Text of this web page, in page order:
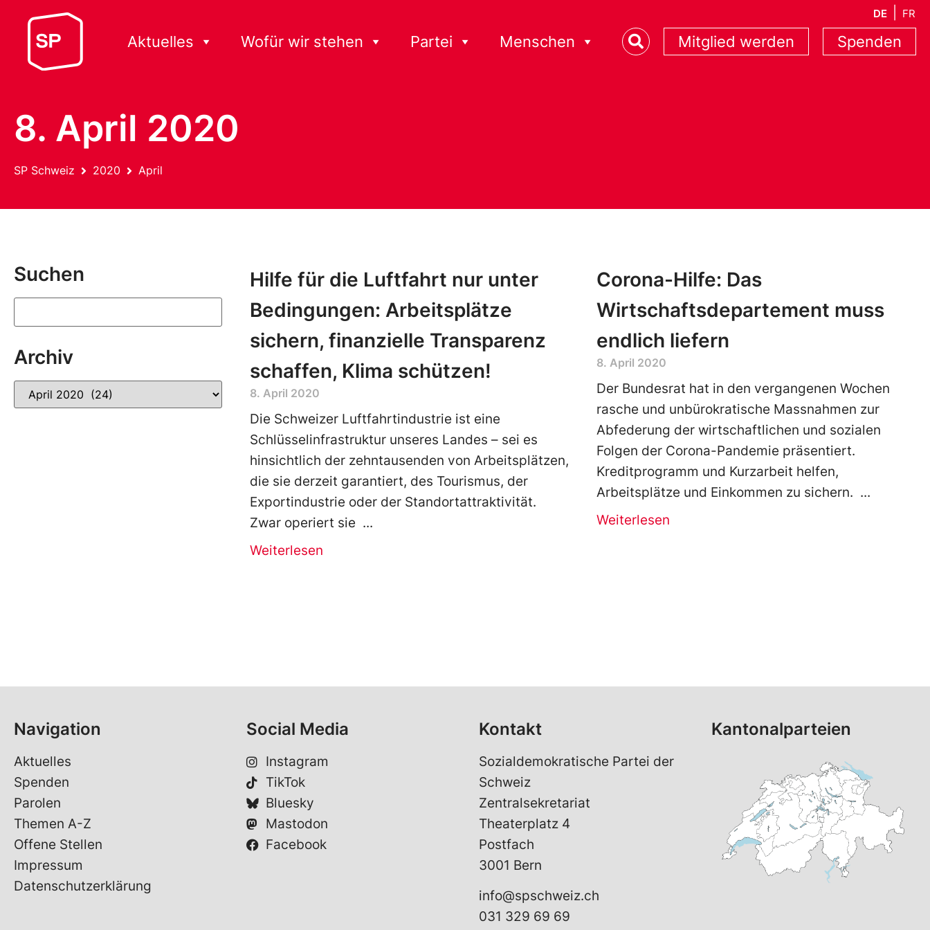
DE FR
Aktuelles Wofür wir stehen Partei Menschen Mitglied werden Spenden
8. April 2020
SP Schweiz 2020 April
Suchen
Archiv
Hilfe für die Luftfahrt nur unter
Bedingungen: Arbeitsplätze
sichern, finanzielle Transparenz
schaffen, Klima schützen!
8. April 2020
Die Schweizer Luftfahrtindustrie ist eine
Schlüsselinfrastruktur unseres Landes – sei es
hinsichtlich der zehntausenden von Arbeitsplätzen,
die sie derzeit garantiert, des Tourismus, der
Exportindustrie oder der Standortattraktivität.
Zwar operiert sie
Weiterlesen
Corona-Hilfe: Das
Wirtschaftsdepartement muss
endlich liefern
8. April 2020
Der Bundesrat hat in den vergangenen Wochen
rasche und unbürokratische Massnahmen zur
Abfederung der wirtschaftlichen und sozialen
Folgen der Corona-Pandemie präsentiert.
Kreditprogramm und Kurzarbeit helfen,
Arbeitsplätze und Einkommen zu sichern.
Weiterlesen
Navigation
Aktuelles
Spenden
Parolen
Themen A-Z
Offene Stellen
Impressum
Datenschutzerklärung
Social Media
Instagram
TikTok
Bluesky
Mastodon
Facebook
Kontakt
Sozialdemokratische Partei der
Schweiz
Zentralsekretariat
Theaterplatz 4
Postfach
3001 Bern
info@spschweiz.ch
031 329 69 69
Kantonalparteien